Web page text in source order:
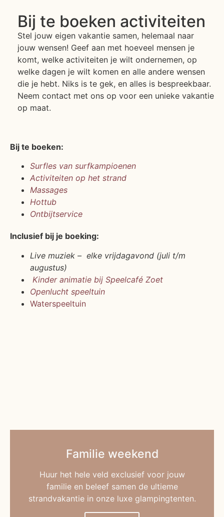
Bij te boeken activiteiten
Stel jouw eigen vakantie samen, helemaal naar
jouw wensen! Geef aan met hoeveel mensen je
komt, welke activiteiten je wilt ondernemen, op
welke dagen je wilt komen en alle andere wensen
die je hebt. Niks is te gek, en alles is bespreekbaar.
Neem contact met ons op voor een unieke vakantie
op maat.
Bij te boeken:
Surfles van surfkampioenen
Activiteiten op het strand
Massages
Hottub
Ontbijtservice
Inclusief bij je boeking:
Live muziek – elke vrijdagavond (juli t/m
augustus)
Kinder animatie bij Speelcafé Zoet
Openlucht speeltuin
Waterspeeltuin
Familie weekend
Huur het hele veld exclusief voor jouw
familie en beleef samen de ultieme
strandvakantie in onze luxe glampingtenten.